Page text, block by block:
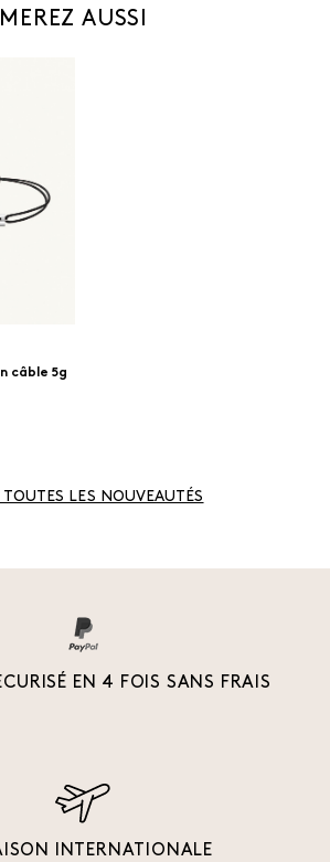
AUSSI
câble 5g
LES NOUVEAUTÉS
EN 4 FOIS SANS FRAIS
INTERNATIONALE